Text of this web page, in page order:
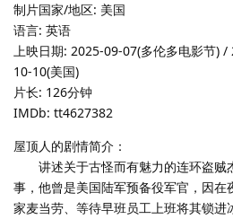
制片国家/地区: 美国
语言: 英语
上映日期: 2025-09-07(多伦多电影节)
10-10(美国)
片长: 126分钟
IMDb: tt4627382
屋顶人的剧情简介：
讲述关于古怪而有魅力的连环盗贼
事，他曾是美国陆军预备役军官，因在
家麦当劳、等待早班员工上班将其锁进